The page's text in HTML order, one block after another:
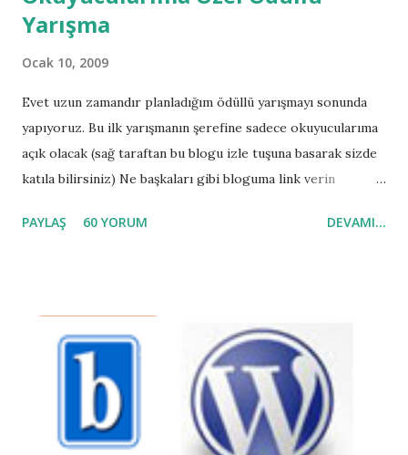
Yarışma
Ocak 10, 2009
Evet uzun zamandır planladığım ödüllü yarışmayı sonunda
yapıyoruz. Bu ilk yarışmanın şerefine sadece okuyucularıma
açık olacak (sağ taraftan bu blogu izle tuşuna basarak sizde
katıla bilirsiniz) Ne başkaları gibi bloguma link verin
blog'u takip edenlere özel olacak .Aslında yılbaşında yapmayı
(Sponsorumuza Teşekkürler) Yarışmanın Kuraları İse şöyle;
Yarışma Sadece blog okurlarıma açık olacaktır. Takip
edebilmem için Sağ tarafta Blogger İzleyicileri kısmında yer
almanız gerekmektedir. Her kişinin bir tahmin hakkı
bulunmakta. Doğru tahmin edenler arasında çekiliş
PAYLAŞ 60 YORUM DEVAMI...